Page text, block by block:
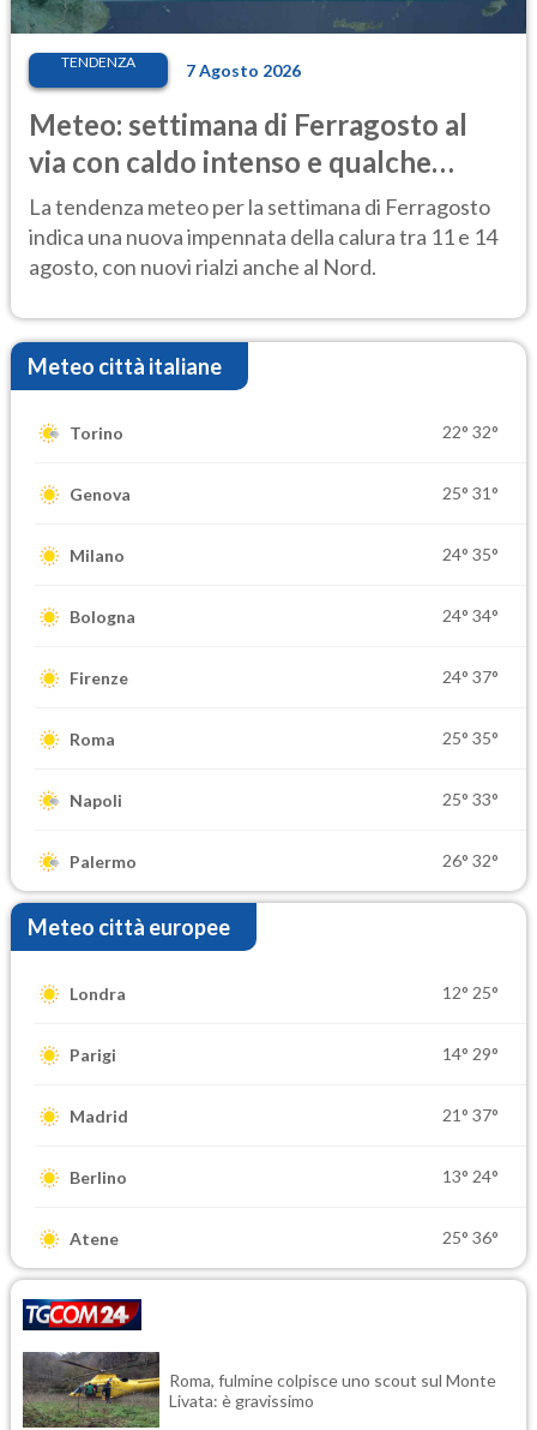
TENDENZA 7 Agosto 2026
Meteo: settimana di Ferragosto al
via con caldo intenso e qualche
temporale
La tendenza meteo per la settimana di Ferragosto
indica una nuova impennata della calura tra 11 e 14
agosto, con nuovi rialzi anche al Nord.
Meteo città italiane
Torino 22° 32°
Genova 25° 31°
Milano 24° 35°
Bologna 24° 34°
Firenze 24° 37°
Roma 25° 35°
Napoli 25° 33°
Palermo 26° 32°
Meteo città europee
Londra 12° 25°
Parigi 14° 29°
Madrid 21° 37°
Berlino 13° 24°
Atene 25° 36°
Roma, fulmine colpisce uno scout sul Monte
Livata: è gravissimo